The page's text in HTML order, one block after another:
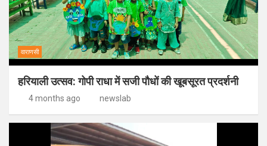
वाराणसी
हरियाली उत्सव: गोपी राधा में सजी पौधों की खूबसूरत प्रदर्शनी
4 months ago newslab